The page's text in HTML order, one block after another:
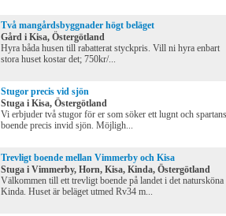
Två mangårdsbyggnader högt beläget
Gård i Kisa, Östergötland
Hyra båda husen till rabatterat styckpris. Vill ni hyra enbart
stora huset kostar det; 750kr/...
Stugor precis vid sjön
Stuga i Kisa, Östergötland
Vi erbjuder två stugor för er som söker ett lugnt och
boende precis invid sjön. Möjligh...
Trevligt boende mellan Vimmerby och Kisa
Stuga i Vimmerby, Horn, Kisa, Kinda, Östergötland
Välkommen till ett trevligt boende på landet i det natursköna
Kinda. Huset är beläget utmed Rv34 m...